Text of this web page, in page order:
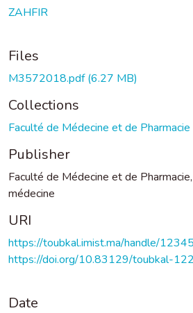
ZAHFIR
Files
M3572018.pdf(6.27 MB)
Collections
Faculté de Médecine et de
Publisher
Faculté de Médecine et de
médecine
URI
https://toubkal.imist.ma/handle/
https://doi.org/10.83129/toubkal-
Date